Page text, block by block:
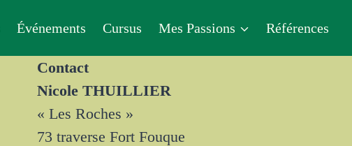
Événements Cursus Mes Passions Références
Contact
Nicole THUILLIER
« Les Roches »
73 traverse Fort Fouque